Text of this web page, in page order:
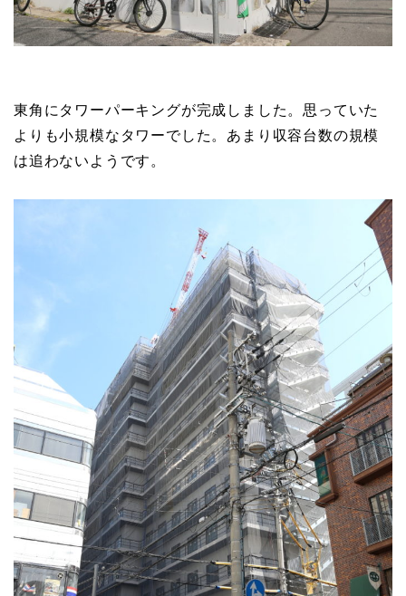
東角にタワーパーキングが完成しました。思っていた
よりも小規模なタワーでした。あまり収容台数の規模
は追わないようです。